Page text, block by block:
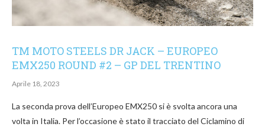
TM MOTO STEELS DR JACK – EUROPEO
EMX250 ROUND #2 – GP DEL TRENTINO
Aprile 18, 2023
La seconda prova dell’Europeo EMX250 si è svolta ancora una
volta in Italia. Per l’occasione è stato il tracciato del Ciclamino di